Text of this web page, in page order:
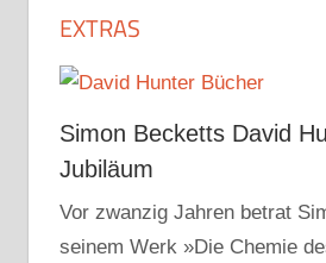
EXTRAS
Simon Becketts David
Jubiläum
Vor zwanzig Jahren betrat
seinem Werk »Die Chemie